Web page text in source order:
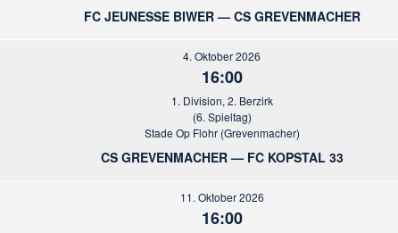
FC JEUNESSE BIWER — CS GREVENMACHER
4. Oktober 2026
16:00
1. Division, 2. Berzirk
(6. Spieltag)
Stade Op Flohr (Grevenmacher)
CS GREVENMACHER — FC KOPSTAL 33
11. Oktober 2026
16:00